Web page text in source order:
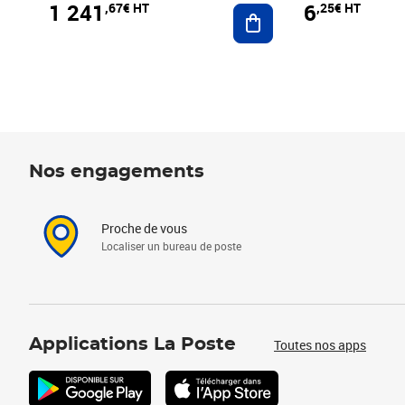
1 241 ,67€ HT Ajouter au panier
6,25€ HT
Nos engagements
Proche de vous
Localiser un bureau de poste
Applications La Poste Toutes nos apps